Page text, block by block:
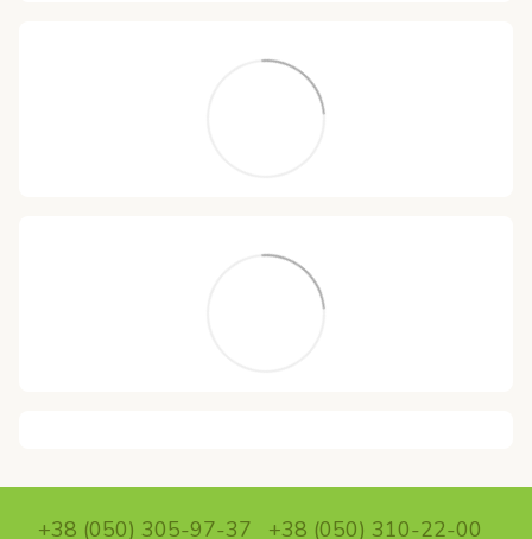
+38 (050) 305-97-37 +38 (050) 310-22-00